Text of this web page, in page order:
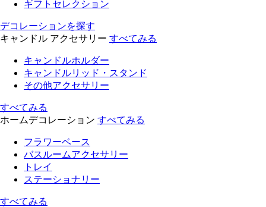
ギフトセレクション
デコレーションを探す
キャンドル アクセサリー すべてみる
キャンドルホルダー
キャンドルリッド・スタンド
その他アクセサリー
すべてみる
ホームデコレーション すべてみる
フラワーベース
バスルームアクセサリー
トレイ
ステーショナリー
すべてみる